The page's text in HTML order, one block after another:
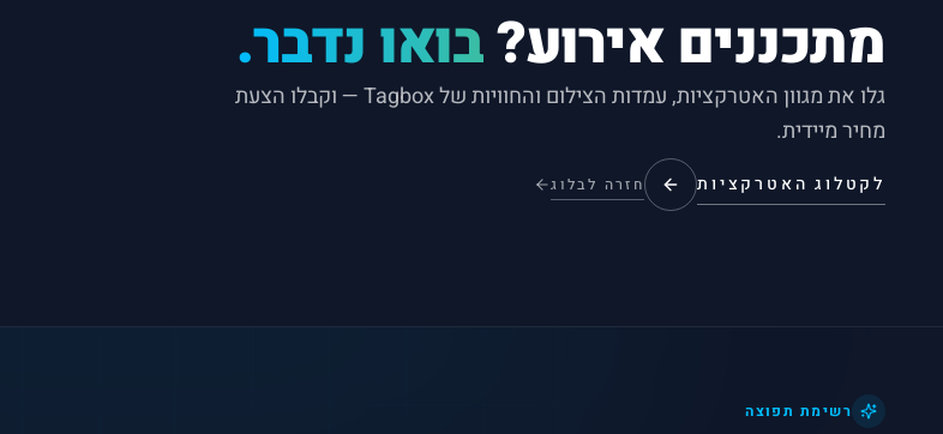
מתכננים אירוע?בואו נדבר.
גלו את מגוון האטרקציות, עמדות הצילום והחוויות של Tagbox — וקבלו הצעת
מחיר מיידית.
לקטלוג האטרקציות חזרה לבלוג
רשימת תפוצה